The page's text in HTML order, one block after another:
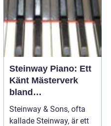
Steinway Piano: Ett
Känt Mästerverk
bland
Musikinstrument
Steinway & Sons, ofta
kallade Steinway, är ett